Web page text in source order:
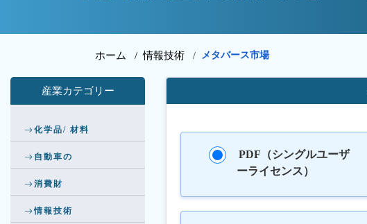
ホーム /情報技術 / メタバース市場
産業カテゴリー
化学品/ 材料
自動車の
消費財
情報技術
PDF（シングルユーザ
ーライセンス）